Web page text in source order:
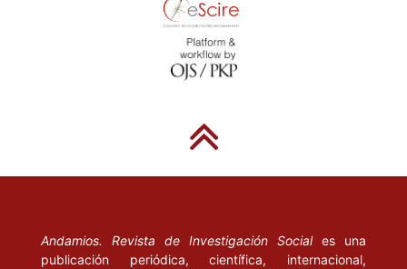
Andamios. Revista de Investigación Social es una
publicación periódica, científica, internacional,